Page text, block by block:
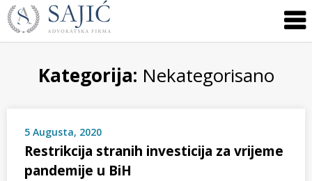
Skip
to
content
Advokatska
Firma
Sajić
Luka
Kategorija: Nekategorisano
5 Augusta, 2020
Restrikcija stranih investicija za vrijeme
pandemije u BiH